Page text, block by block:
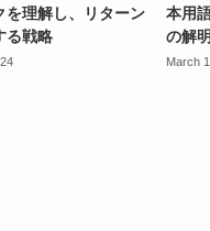
を理解し、リターン
る戦略
本用
の解明
March